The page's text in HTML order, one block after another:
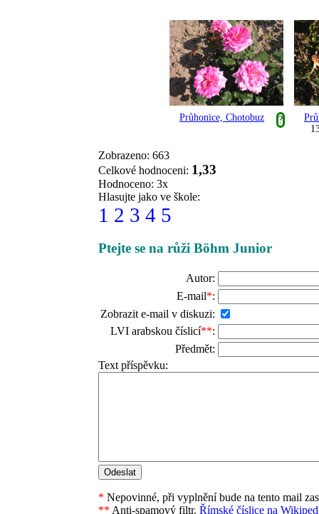
Průhonice, Chotobuz ?
Zobrazeno: 663
Celkové hodnoceni: 1,33
Hodnoceno: 3x
Hlasujte jako ve škole:
1 2 3 4 5
Ptejte se na růži Böhm Junior
Autor:
E-mail*:
Zobrazit e-mail v diskuzi:
LVI arabskou číslicí**:
Předmět:
Text příspěvku:
* Nepovinné, při vyplnění bude na tento mail
** Anti-spamový filtr. Římské číslice na